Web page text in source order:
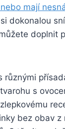
mají
dokonalou
doplnit
různými
s
bez obav z